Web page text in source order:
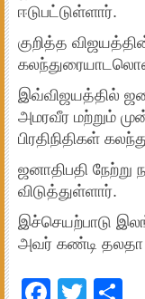
ஈடுபட்டுள்ளார்.
குறித்த
இவ்விஜயத்தில்
அமரவீர மற்றும்
பிரதிநிதிகள்
ஜனாதிபதி
விடுத்துள்ளார்.
இச்செயற்பாடு
அவர் கண்டி தலதா